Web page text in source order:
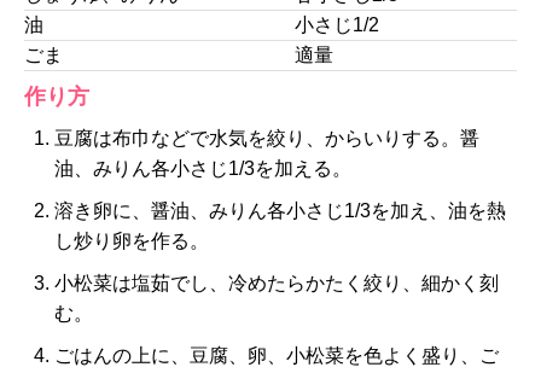
油
小さじ1/2
ごま
適量
作り方
豆腐は布巾などで水気を絞り、からいりする。醤
油、みりん各小さじ1/3を加える。
溶き卵に、醤油、みりん各小さじ1/3を加え、油を熱
し炒り卵を作る。
小松菜は塩茹でし、冷めたらかたく絞り、細かく刻
む。
ごはんの上に、豆腐、卵、小松菜を色よく盛り、ご